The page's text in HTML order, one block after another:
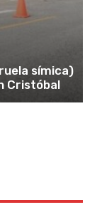
símica)
Cristóbal